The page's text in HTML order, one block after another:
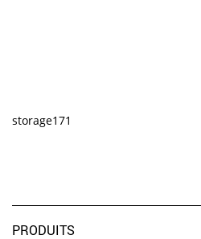
storage171
PRODUITS